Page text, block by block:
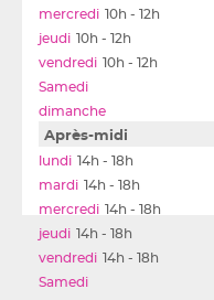
10h - 12h
10h - 12h
10h - 12h
Après-midi
14h - 18h
14h - 18h
14h - 18h
14h - 18h
14h - 18h